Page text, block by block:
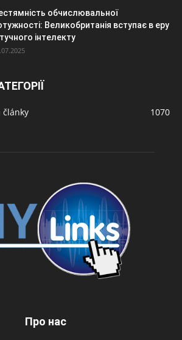
обчислювальної
Великобританія вступає в еру
інтелекту
články 1070
Про нас